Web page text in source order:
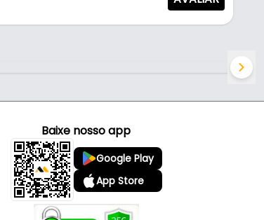
Baixe nosso app
Google Play
App Store